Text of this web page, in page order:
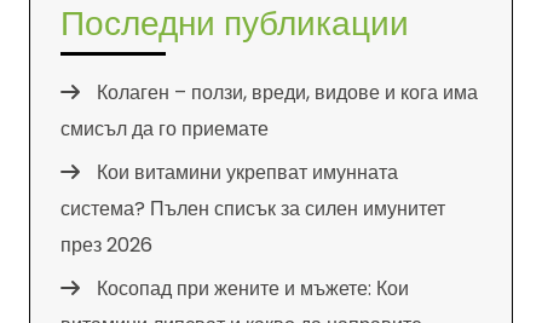
Последни публикации
Колаген – ползи, вреди, видове и кога има
смисъл да го приемате
Кои витамини укрепват имунната
система? Пълен списък за силен имунитет
през 2026
Косопад при жените и мъжете: Кои